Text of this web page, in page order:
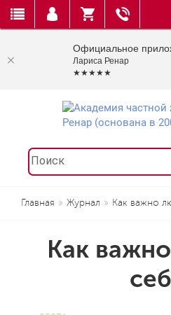
Главная Журнал Как важно
Как
Официальное
Лариса Ренар
★★★★★